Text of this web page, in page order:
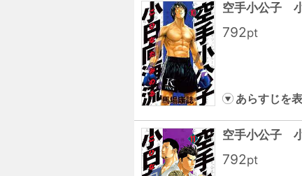
空手小公子
792pt
あらすじを
空手小公子
792pt